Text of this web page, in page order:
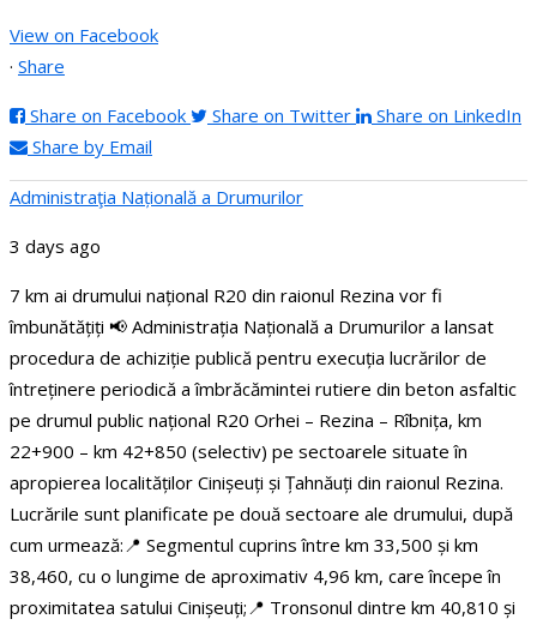
View on Facebook
· Share
Share on Facebook Share on Twitter
Share on LinkedIn
Share by Email
Administraţia Națională a Drumurilor
3 days ago
7 km ai drumului național R20 din raionul Rezina vor fi
îmbunătățiți 📢 Administrația Națională a Drumurilor a lansat
procedura de achiziție publică pentru execuția lucrărilor de
întreținere periodică a îmbrăcămintei rutiere din beton asfaltic
pe drumul public național R20 Orhei – Rezina – Rîbnița, km
22+900 – km 42+850 (selectiv) pe sectoarele situate în
apropierea localităților Cinișeuți și Țahnăuți din raionul Rezina.
Lucrările sunt planificate pe două sectoare ale drumului, după
cum urmează:📍 Segmentul cuprins între km 33,500 și km
38,460, cu o lungime de aproximativ 4,96 km, care începe în
proximitatea satului Cinișeuți;📍 Tronsonul dintre km 40,810 și